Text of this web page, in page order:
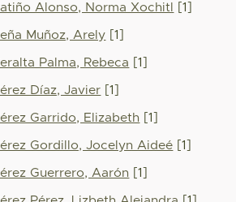
Alonso, Norma Xochitl [1]
Muñoz, Arely [1]
Palma, Rebeca [1]
Díaz, Javier [1]
Garrido, Elizabeth [1]
Gordillo, Jocelyn Aideé [1]
Guerrero, Aarón [1]